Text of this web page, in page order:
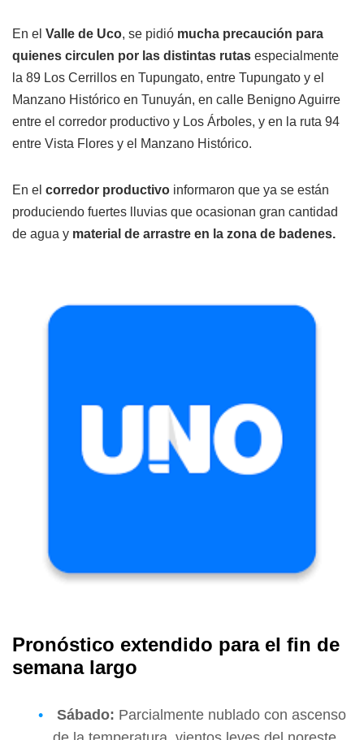
En el Valle de Uco, se pidió mucha precaución para
quienes circulen por las distintas rutas especialmente
la 89 Los Cerrillos en Tupungato, entre Tupungato y el
Manzano Histórico en Tunuyán, en calle Benigno Aguirre
entre el corredor productivo y Los Árboles, y en la ruta 94
entre Vista Flores y el Manzano Histórico.
En el corredor productivo informaron que ya se están
produciendo fuertes lluvias que ocasionan gran cantidad
de agua y material de arrastre en la zona de badenes.
Pronóstico extendido para el fin de
semana largo
Sábado: Parcialmente nublado con ascenso